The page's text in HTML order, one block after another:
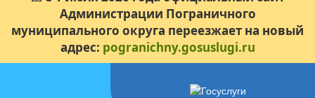
Администрации Пограничного
муниципального округа переезжает на новый
адрес: pogranichny.gosuslugi.ru